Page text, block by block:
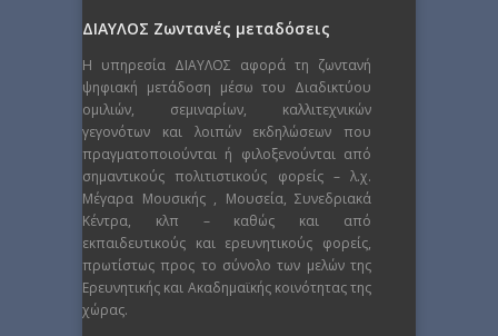
ΔΙΑΥΛΟΣ Ζωντανές μεταδόσεις
Η υπηρεσία ΔΙΑΥΛΟΣ αφορά τη ζωντανή
ψηφιακή μετάδοση μέσω του Διαδικτύου
ομιλιών, σεμιναρίων, καλλιτεχνικών
γεγονότων και λοιπών εκδηλώσεων που
πραγματοποιούνται ή φιλοξενούνται από
σημαντικούς πολιτιστικούς φορείς – λ.χ.
Μέγαρα Μουσικής , Μουσεία, Συνεδριακά
Κέντρα, κλπ – καθώς και από
εκπαιδευτικούς και ερευνητικούς φορείς,
πρωτίστως προς το σύνολο των μελών της
Ερευνητικής και Ακαδημαϊκής κοινότητας της
χώρας.